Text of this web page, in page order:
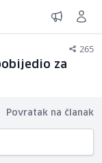
265
za
Povratak na članak